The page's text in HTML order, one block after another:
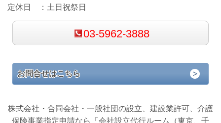
定休日 ： 土日祝祭日
03-5962-3888
お問合せはこちら
株式会社・合同会社・一般社団の設立、建設業許可、介護
保険事業指定申請なら「会社設立代行ルーム（東京、千